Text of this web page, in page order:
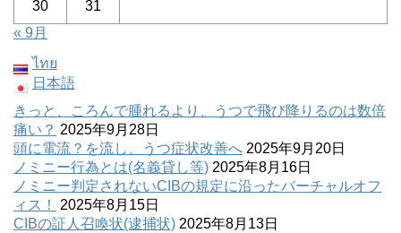
30
31
« 9月
ไทย
日本語
きっと、ころんで腫れるより、うつで飛び降りるのは数倍
痛い？ 2025年9月28日
頭に電流？を流し、うつ症状改善へ 2025年9月20日
ノミニー行為とは(名義貸し等) 2025年8月16日
ノミニー判定されないCIBの規定に沿ったバーチャルオフ
ィス！
2025年8月15日
CIBの証人召喚状(逮捕状) 2025年8月13日